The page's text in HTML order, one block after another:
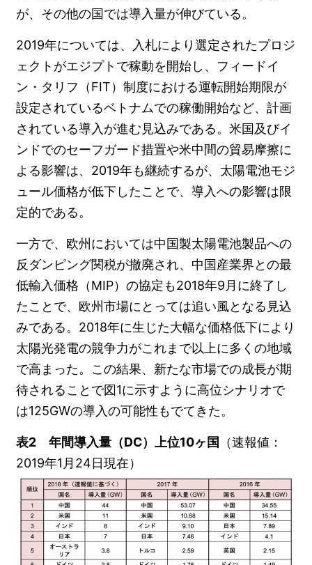
が、その他の国では導入量が伸びている。
2019年については、入札により選定されたプロジ
ェクトがエジプトで稼動を開始し、フィードイ
ン・タリフ（FIT）制度における運転開始期限が
設定されているベトナムでの稼働開始など、計画
されている導入が進む見込みである。米国及びイ
ンドでのセーフガード措置や米中間の貿易摩擦に
よる影響は、2019年も継続するが、太陽電池モジ
ュール価格が低下したことで、導入への影響は限
定的である。
一方で、欧州においては中国製太陽電池製品への
反ダンピング関税が撤廃され、中国産業界との最
低輸入価格（MIP）の協定も2018年9月に終了し
たことで、欧州市場にとっては追い風となる見込
みである。2018年に生じた大幅な価格低下により
太陽光発電の競争力がこれまで以上に多くの地域
で高まった。この結果、新たな市場での成長が期
待されることで図1に示すように高位シナリオで
は125GWの導入の可能性もでてきた。
表2 年間導入量（DC）上位10ヶ国 （速報値：
2019年1月24日現在）